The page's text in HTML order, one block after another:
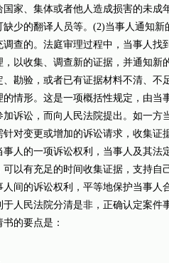
国家、集体或者他人造成损害的未成
缺少的翻译人员等。(2)当事人通知
查的。法庭审理过程中，当事人找
，以收集、调查新的证据，并通知新
、勘验，或者已有证据材料不清、不
的情形。这是一项概括性规定，由当
加诉讼，而向人民法院提出。如一方
对变更或增加的诉讼请求，收集证
事人的一项诉讼权利，当事人及其法
可以有充足的时间收集证据，支持
人间的诉讼权利，平等地保护当事人
人民法院分清是非，正确认定案件
的要点是：